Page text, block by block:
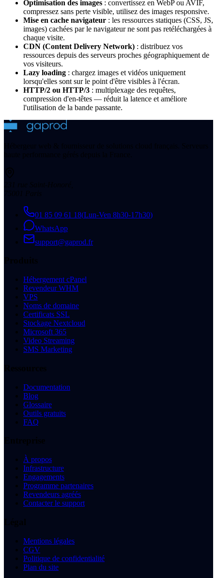
Optimisation des images : convertissez en WebP ou AVIF,
compressez sans perte visible, utilisez des images responsive.
Mise en cache navigateur : les ressources statiques (CSS, JS,
images) cachées par le navigateur ne sont pas retéléchargées à
chaque visite.
CDN (Content Delivery Network) : distribuez vos
ressources depuis des serveurs proches géographiquement de
vos visiteurs.
Lazy loading : chargez images et vidéos uniquement
lorsqu'elles sont sur le point d'être visibles à l'écran.
HTTP/2 ou HTTP/3 : multiplexage des requêtes,
compression d'en-têtes — réduit la latence et améliore
l'utilisation de la bande passante.
01 85 09 61 18(Lun-Ven 8h30-17h30)
WhatsApp
support@gaprod.fr
Hébergement cPanel
Revendeur WHM
VPS
Noms de domaine
Certificats SSL
Stockage Nextcloud
Microsoft 365
Video Streaming
SMS Marketing
Documentation
Blog
Glossaire
Outils gratuits
FAQ
À propos
Infrastructure
Engagements
Programme partenaires
Revendeurs agréés
Contacter le support
Mentions légales
CGV
Politique de confidentialité
Plan du site